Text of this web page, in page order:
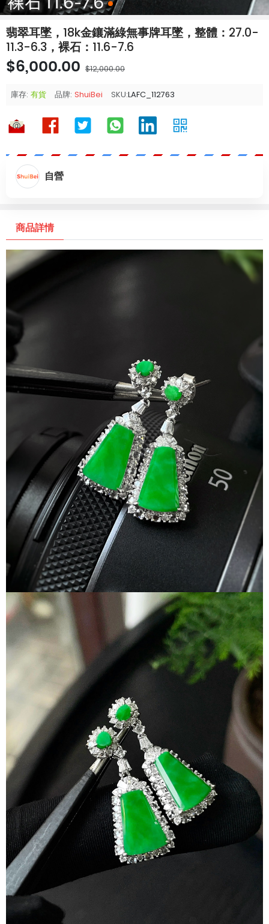
翡翠耳墜，18k金鑲滿綠無事牌耳墜，整體：27.0-
11.3-6.3，裸石：11.6-7.6
$6,000.00 $12,000.00
庫存: 有貨 品牌: ShuiBei SKU:LAFC_112763
自營
商品詳情